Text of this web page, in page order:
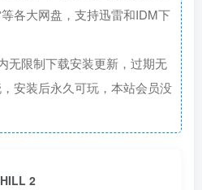
各大网盘，支持迅雷和IDM下
无限制下载安装更新，过期无
安装后永久可玩，本站会员没
2